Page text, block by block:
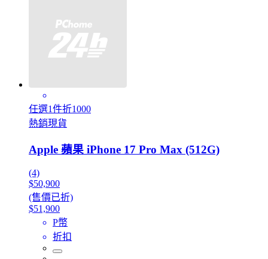
任選1件折1000
熱銷現貨
Apple 蘋果 iPhone 17 Pro Max (512G)
(4)
$50,900
(售價已折)
$51,900
P幣
折扣